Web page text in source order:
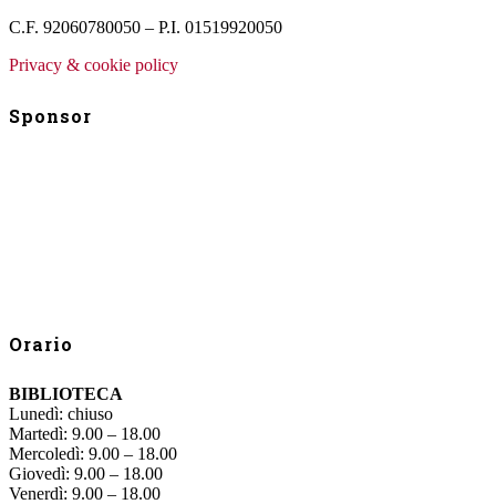
C.F. 92060780050 – P.I. 01519920050
Privacy & cookie policy
Sponsor
Orario
BIBLIOTECA
Lunedì: chiuso
Martedì: 9.00 – 18.00
Mercoledì: 9.00 – 18.00
Giovedì: 9.00 – 18.00
Venerdì: 9.00 – 18.00